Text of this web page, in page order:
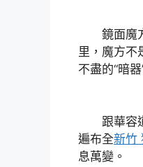
鏡面魔方
里，魔方不
不盡的“暗
跟華容道
遍布全新竹
息萬變。